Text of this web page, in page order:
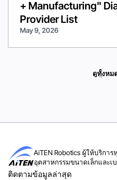
+ Manufacturing"
Provider List
May 9, 2026
ดูทั้งหม
AiTEN Robotics ผู้ให้บริกา
อุตสาหกรรมขนาดเล็กและเ
ติดตามข้อมูลล่าสุด